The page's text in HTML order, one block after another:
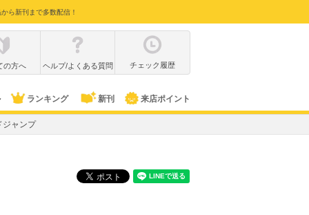
ら新刊まで多数配信！
の方へ ヘルプ/よくある質問 チェック履歴
ランキング 新刊 来店ポイント
ジャンプ